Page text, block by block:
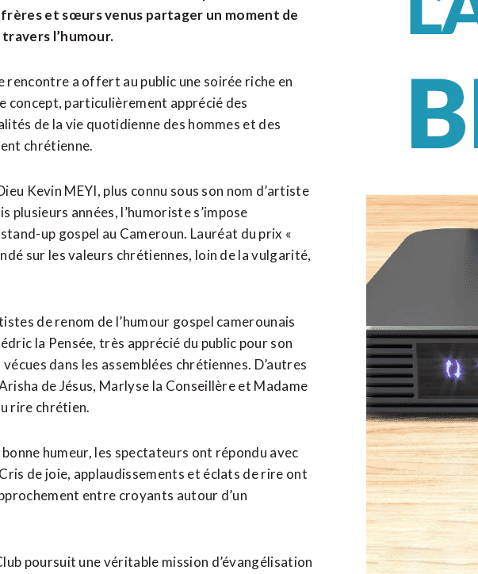
et sœurs venus partager un moment de
l’humour.
rencontre a offert au public une soirée riche en
concept, particulièrement apprécié des
de la vie quotidienne des hommes et des
chrétienne.
Kevin MEYI, plus connu sous son nom d’artiste
plusieurs années, l’humoriste s’impose
up gospel au Cameroun. Lauréat du prix «
sur les valeurs chrétiennes, loin de la vulgarité,
de renom de l’humour gospel camerounais
la Pensée, très apprécié du public pour son
dans les assemblées chrétiennes. D’autres
de Jésus, Marlyse la Conseillère et Madame
rire chrétien.
humeur, les spectateurs ont répondu avec
de joie, applaudissements et éclats de rire ont
entre croyants autour d’un
poursuit une véritable mission d’évangélisation